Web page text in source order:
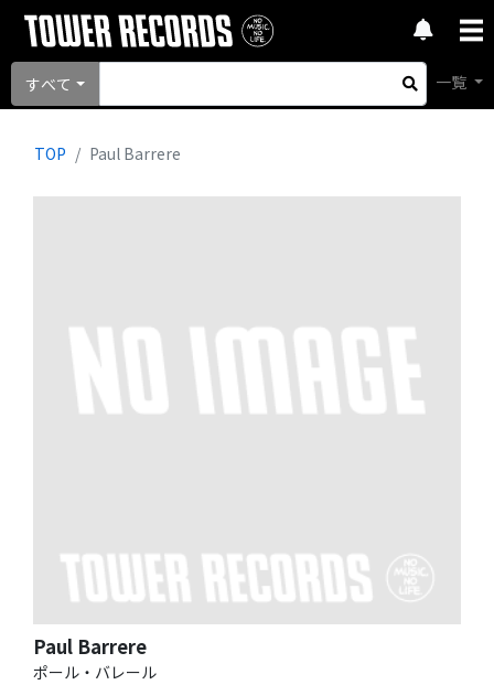
すべて 一覧
TOP Paul Barrere
Paul Barrere
ポール・バレール